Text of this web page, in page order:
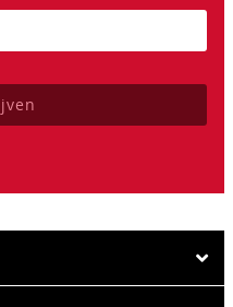
privacy policy to subscribe to